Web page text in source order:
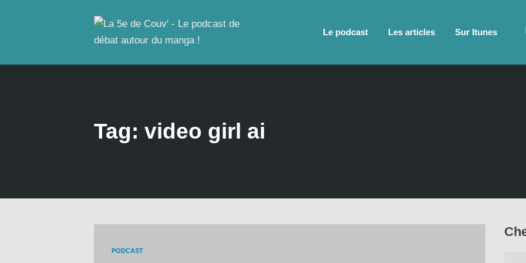
Le podcast Les articles Sur Itunes
Tag: video girl ai
PODCAST